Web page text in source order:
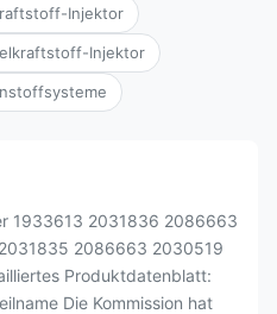
Injektor
Injektor
1933613 2031836 2086663
2086663 2030519
Produktdatenblatt:
Die Kommission hat